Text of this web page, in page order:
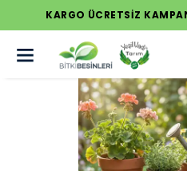
KARGO ÜCRETSİZ